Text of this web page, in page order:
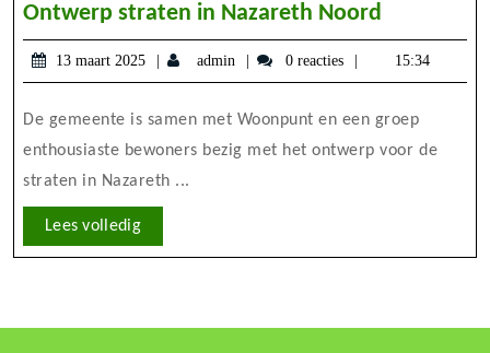
Ontwerp straten in Nazareth Noord
straten
in
Noord
13 maart 2025
13
maart
admin admin0 reacties 15:34
De gemeente is samen met Woonpunt en een groep
enthousiaste bewoners bezig met het ontwerp voor de
straten in Nazareth ...
Lees volledigLees
volledig